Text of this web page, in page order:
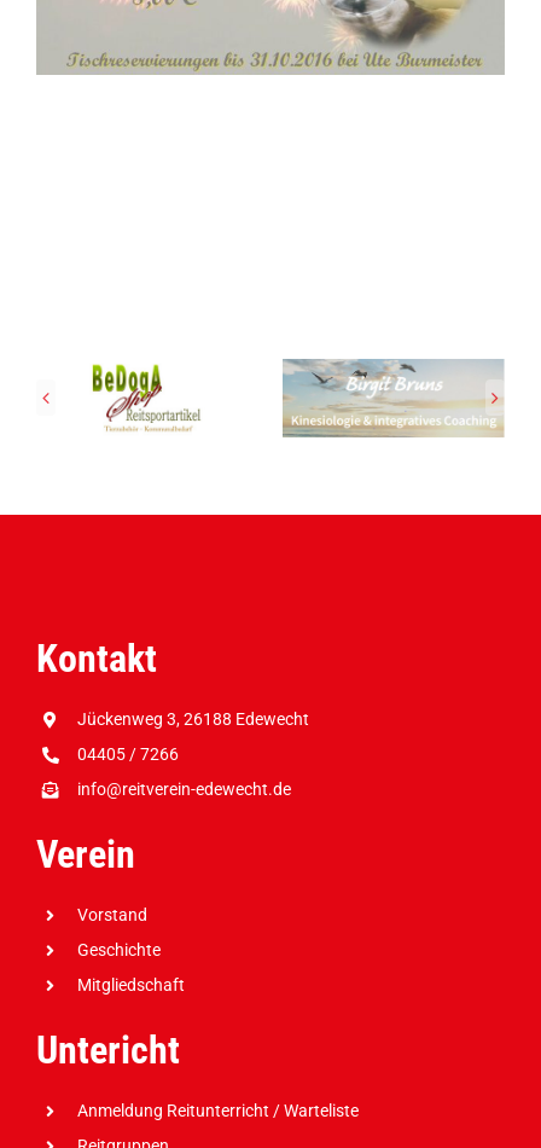
Kontakt
Jückenweg 3, 26188 Edewecht
04405 / 7266
info@reitverein-edewecht.de
Verein
Vorstand
Geschichte
Mitgliedschaft
Untericht
Anmeldung Reitunterricht / Warteliste